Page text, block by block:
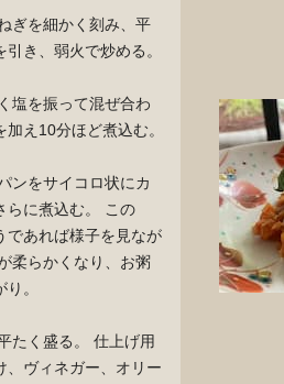
ぎを細かく刻み、平
き、弱火で炒める。
を振って混ぜ合わ
え10分ほど煮込む。
ンをサイコロ状にカ
に煮込む。 この
であれば様子を見なが
柔らかくなり、お粥
。
たく盛る。 仕上げ用
、ヴィネガー、オリー